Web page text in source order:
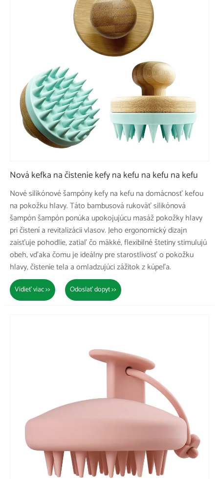
Nová kefka na čistenie kefy na kefu na kefu na kefu
Nové silikónové šampóny kefy na kefu na domácnosť kefou
na pokožku hlavy. Táto bambusová rukoväť silikónová
šampón šampón ponúka upokojujúcu masáž pokožky hlavy
pri čistení a revitalizácii vlasov. Jeho ergonomický dizajn
zaisťuje pohodlie, zatiaľ čo mäkké, flexibilné štetiny stimulujú
obeh, vďaka čomu je ideálny pre starostlivosť o pokožku
hlavy, čistenie tela a omladzujúci zážitok z kúpeľa.
Vidieť viac >> Odoslať dopyt >>